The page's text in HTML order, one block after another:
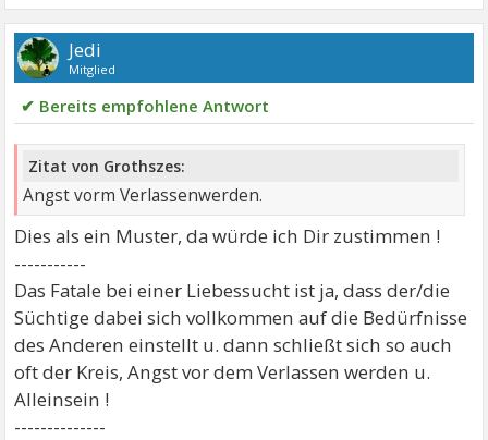
Jedi
Mitglied
✔ Bereits empfohlene Antwort
Zitat von Grothszes:
Angst vorm Verlassenwerden.
Dies als ein Muster, da würde ich Dir zustimmen !
-----------
Das Fatale bei einer Liebessucht ist ja, dass der/die
Süchtige dabei sich vollkommen auf die Bedürfnisse
des Anderen einstellt u. dann schließt sich so auch
oft der Kreis, Angst vor dem Verlassen werden u.
Alleinsein !
--------------